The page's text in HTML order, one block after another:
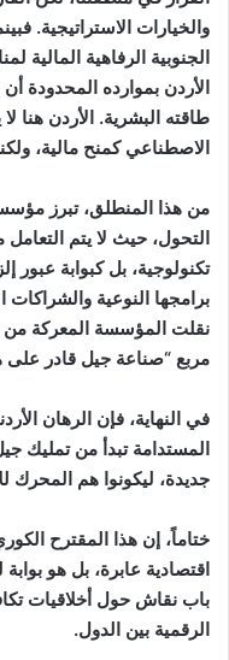
والخيارات الاستراتيجية.
الجنوبية الرفاهية المالية
الأردن بموارده المحدودة
طاقته البشرية. الأردن هنا
الاصطناعي كمنح مالية،
من هذا المنطلق، تبرز
التحول، حيث لا يتم
تكنولوجية، بل كبوابة عبور
برامجها النوعية والشراكات
نقلت المؤسسة المعركة
مربع “صناعة جيل قادر على
في النهاية، فإن الرهان
المستدامة تبدأ من تمليك
جديدة، ليكونوا هم المحرك
ختاماً، إن هذا المقترح
اقتصادية عابرة، بل هو
باب نقاش حول أخلاقيات
الرقمية بين الدول.